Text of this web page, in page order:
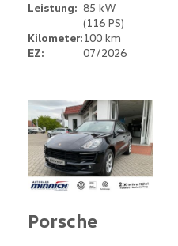
Leistung: 85 kW
(116 PS)
Kilometer:100 km
EZ:
07/2026
Porsche